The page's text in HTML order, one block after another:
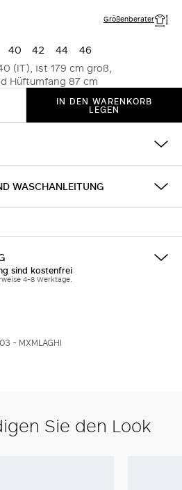
Größenberater
40 42 44
46
(IT), ist 179 cm groß,
Hüftumfang 87 cm
IN DEN WARENKORB
LEGEN
WASCHANLEITUNG
sind kostenfrei
4-8 Werktage.
- MXMLAGHI
Sie den Look